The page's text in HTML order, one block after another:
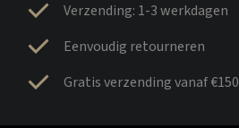
Verzending: 1-3 werkdagen
Eenvoudig retourneren
Gratis verzending vanaf €150